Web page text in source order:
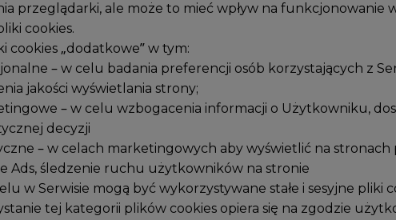
przeglądarki, ale może to mieć wpływ na
cookies.
cookies „dodatkowe” w tym:
– w celu badania preferencji osób korzystających z
jakości wyświetlania strony;
– w celu wzbogacenia informacji o Użytkowniku,
decyzji
– w celach marketingowych aby wyświetlić na
Ads, śledzenie ruchu użytkowników na stronie
w Serwisie mogą być wykorzystywane stałe i sesyjne pliki
tej kategorii plików cookies opiera się na zgodzie